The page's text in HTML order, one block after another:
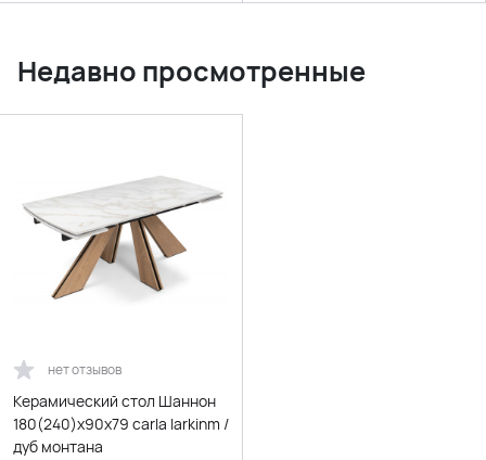
Недавно просмотренные
нет отзывов
Керамический стол Шаннон
180(240)х90х79 carla larkinm /
дуб монтана